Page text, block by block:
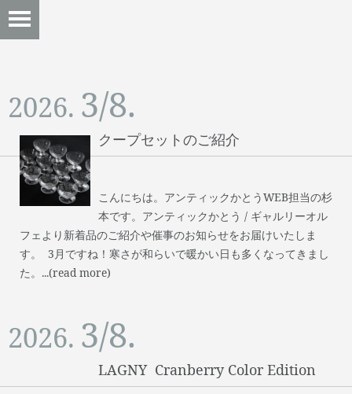
2026. 3/8.
クープセットのご紹介
こんにちは。アンティックかとうWEB担当の杉
本です。アンティックかとう / ギャルリーオル
フェより新着品のご紹介や催事のお知らせをお届けいたしま
す。 3月ですね！寒さが和らいで暖かい日も多くなってきまし
た。...(read more)
2026. 3/8.
LAGNY Cranberry Color Edition